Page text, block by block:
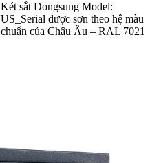
Két sắt Dongsung Model:
US_Serial được sơn theo hệ màu
chuẩn của Châu Âu – RAL 7021